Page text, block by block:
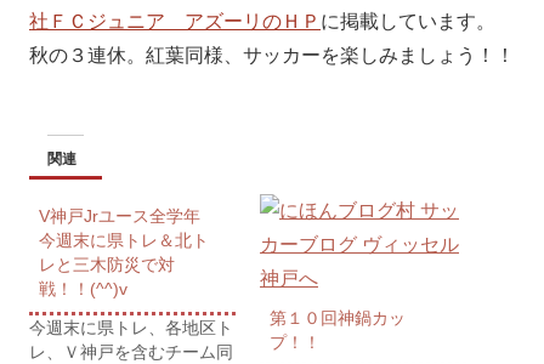
社ＦＣジュニア アズーリのＨＰ に掲載しています。
秋の３連休。紅葉同様、サッカーを楽しみましょう！！
関連
V神戸Jrユース全学年
今週末に県トレ＆北ト
レと三木防災で対
戦！！(^^)v
今週末に県トレ、各地区ト
レ、Ｖ神戸を含むチーム同
第１０回神鍋カッ
プ！！